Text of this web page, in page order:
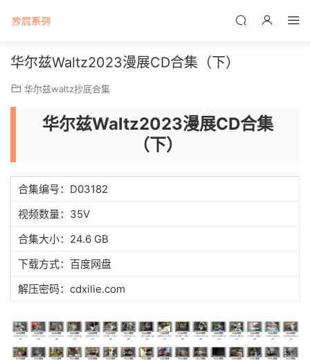
华尔兹Waltz2023漫展CD合集（下）
华尔兹waltz抄底合集
华尔兹Waltz2023漫展CD合集
（下）
合集编号：D03182
视频数量：35V
合集大小：24.6 GB
下载方式：百度网盘
解压密码：cdxilie.com